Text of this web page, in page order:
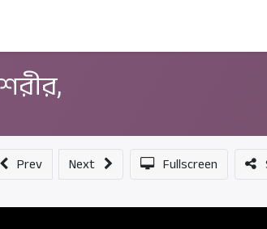
Prev Next Fullscreen